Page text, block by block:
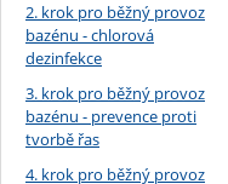
2. krok pro běžný provoz
bazénu - chlorová
dezinfekce
3. krok pro běžný provoz
bazénu - prevence proti
tvorbě řas
4. krok pro běžný provoz